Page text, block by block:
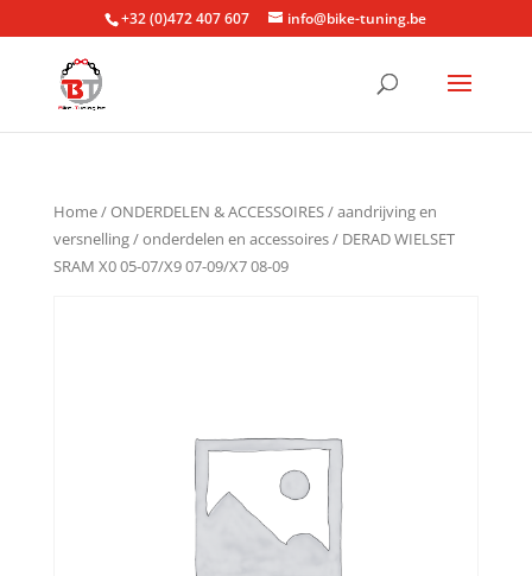
+32 (0)472 407 607 info@bike-tuning.be
Home/ONDERDELEN & ACCESSOIRES/aandrijving en
versnelling/onderdelen en accessoires/ DERAD WIELSET
SRAM X0 05-07/X9 07-09/X7 08-09